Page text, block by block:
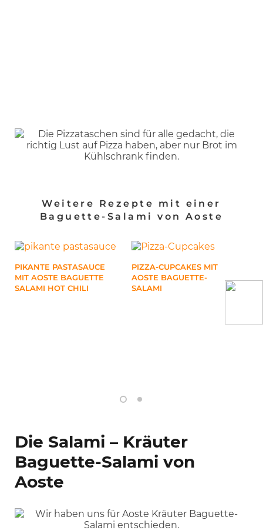
Weitere Rezepte mit einer
Baguette-Salami von Aoste
PIKANTE PASTASAUCE
MIT AOSTE BAGUETTE
SALAMI HOT CHILI
PIZZA-CUPCAKES MIT
AOSTE BAGUETTE-
SALAMI
Die Salami – Kräuter
Baguette-Salami von
Aoste